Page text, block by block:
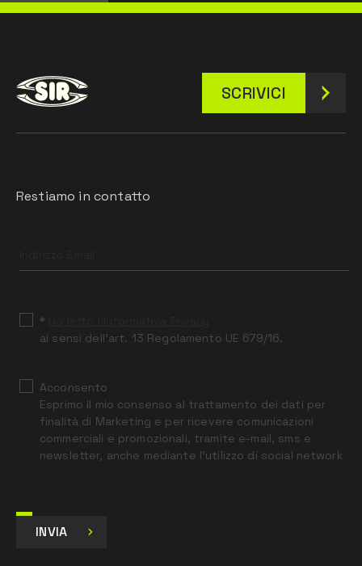
SCRIVICI
Restiamo in contatto
field
*
ai sensi dell’art. 13 Regolamento UE 679/16.
Acconsento
Esprimo il mio consenso al trattamento dei dati per
finalità di Marketing e per ricevere comunicazioni
commerciali e promozionali, tramite e-mail, sms e
newsletter, anche mediante l’utilizzo di social network
INVIA